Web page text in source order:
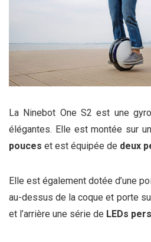
La Ninebot One S2 est une
élégantes. Elle est montée sur
pouces et est équipée de deux
Elle est également dotée d’une
au-dessus de la coque et porte
et l’arrière une série de LEDs